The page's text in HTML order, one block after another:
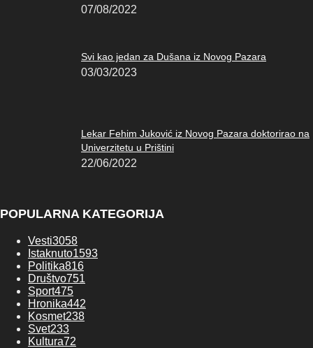
07/08/2022
Svi kao jedan za Dušana iz Novog Pazara
03/03/2023
Lekar Fehim Juković iz Novog Pazara doktorirao na
Univerzitetu u Prištini
22/06/2022
POPULARNA KATEGORIJA
Vesti3058
Istaknuto1593
Politika816
Društvo751
Sport475
Hronika442
Kosmet238
Svet233
Kultura72